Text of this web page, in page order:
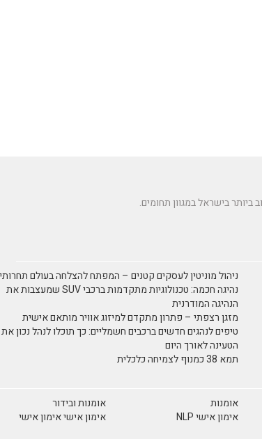
ניהול מוניטין לעסקים קטנים – המפתח להצלחה בעולם תחרותי
נהיגה חכמה: טכנולוגיות מתקדמות ברכבי SUV שמעצבות את
הנהיגה המודרנית
מזגן רצפתי – פתרון מתקדם למיזוג אוויר מותאם אישית
טיפים לנהגים חדשים ברכבים חשמליים: כך תוכלו לנהל נכון את
הטעינה לאורך היום
תמא 38 כמנוף לצמיחה כלכלית
אומנות אומנות ובידור
אימון אישי NLP אימון אישי אימון אישי